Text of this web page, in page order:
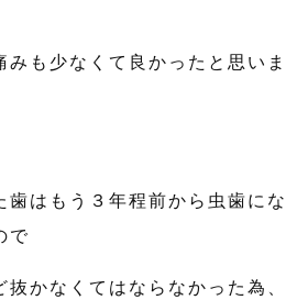
みも少なくて良かったと思いま
歯はもう３年程前から虫歯にな
で
かなくてはならなかった為、